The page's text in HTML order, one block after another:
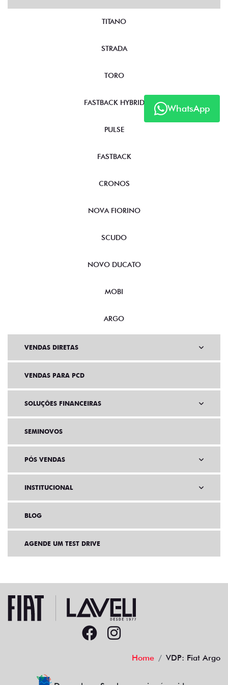
WhatsApp
TITANO
STRADA
TORO
FASTBACK HYBRID
PULSE
FASTBACK
CRONOS
NOVA FIORINO
SCUDO
NOVO DUCATO
MOBI
ARGO
VENDAS DIRETAS
VENDAS PARA PCD
SOLUÇÕES FINANCEIRAS
SEMINOVOS
PÓS VENDAS
INSTITUCIONAL
BLOG
AGENDE UM TEST DRIVE
Home VDP: Fiat Argo